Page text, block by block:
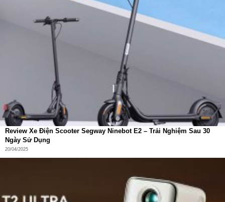
luyện thể thao mà không bị bí hay nóng ở cổ tay.
Review Xe Điện Scooter Segway Ninebot E2 – Trải Nghiệm Sau 30
Ngày Sử Dụng
20/04/2025